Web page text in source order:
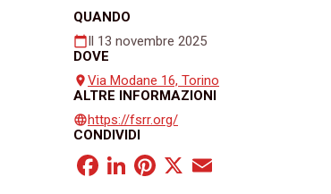
QUANDO
calendar_todayIl 13 novembre 2025
DOVE
placeVia Modane 16, Torino
ALTRE INFORMAZIONI
languagehttps://fsrr.org/
CONDIVIDI
Facebook
LinkedIn
Pinterest
X